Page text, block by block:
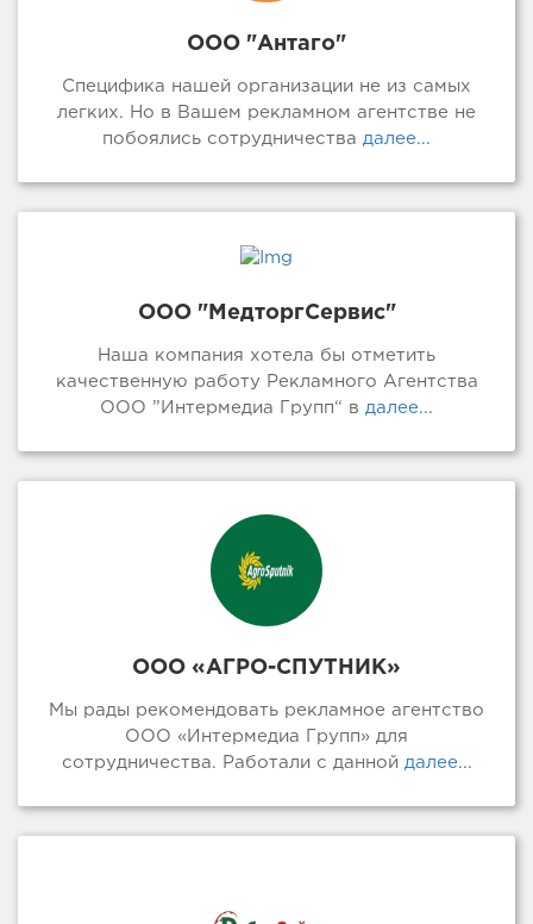
ООО "Антаго"
Специфика нашей организации не из самых
легких. Но в Вашем рекламном агентстве не
побоялись сотрудничества далее...
ООО "МедторгСервис"
Наша компания хотела бы отметить
качественную работу Рекламного Агентства
ООО ”Интермедиа Групп“ в далее...
ООО «АГРО-СПУТНИК»
Мы рады рекомендовать рекламное агентство
ООО «Интермедиа Групп» для
сотрудничества. Работали с даннойдалее...